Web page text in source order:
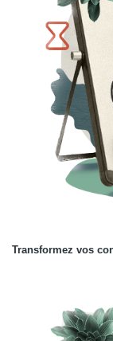
Transformez vos